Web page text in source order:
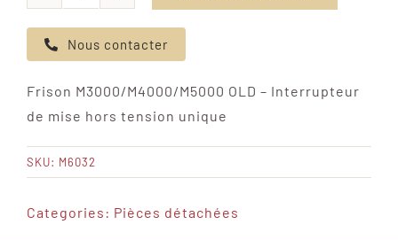
de
Frison
OLD
-
Interrupteur
de
Nous contacter
Frison M3000/M4000/M5000 OLD – Interrupteur
de mise hors tension unique
SKU: M6032
Categories: Pièces détachées